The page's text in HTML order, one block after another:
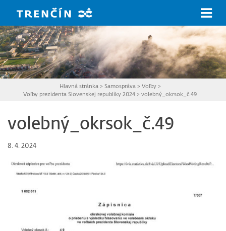
Hlavná stránka > Samospráva > Voľby>
Voľby prezidenta Slovenskej republiky 2024 >volebný_okrsok_č.49
volebný_okrsok_č.49
8. 4. 2024